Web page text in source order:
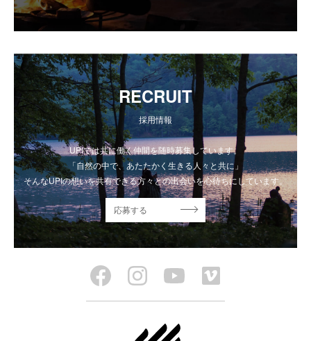
RECRUIT
採用情報
UPIでは共に働く仲間を随時募集しています。
「自然の中で、あたたかく生きる人々と共に」
そんなUPIの想いを共有できる方々との出会いを心待ちにしています。
応募する